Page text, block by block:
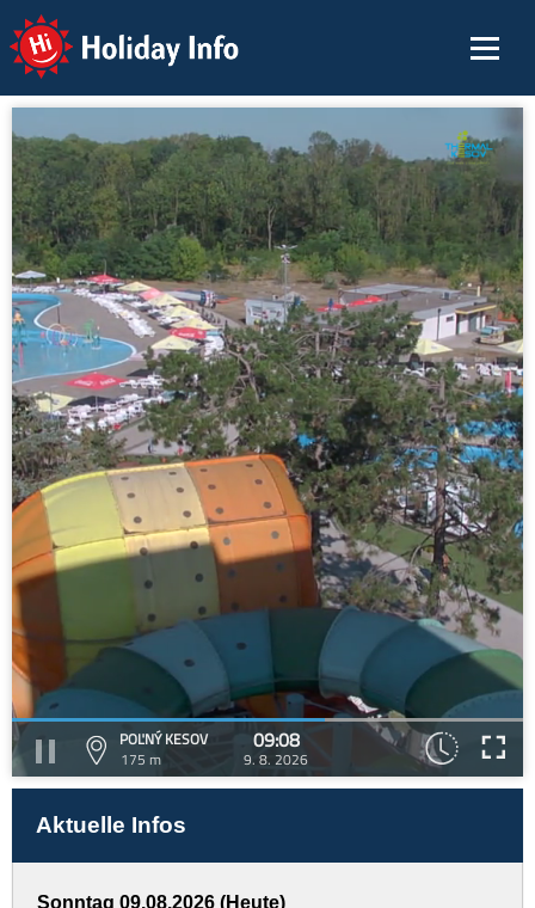
Holiday Info
POĽNÝ KESOV
175 m
09:08
9. 8. 2026
Aktuelle Infos
Sonntag 09.08.2026 (Heute)